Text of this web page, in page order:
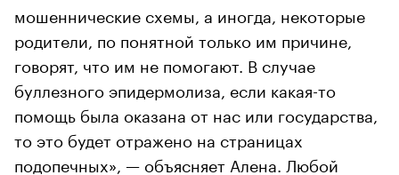
мошеннические схемы, а иногда, некоторые
родители, по понятной только им причине,
говорят, что им не помогают. В случае
буллезного эпидермолиза, если какая-то
помощь была оказана от нас или государства,
то это будет отражено на страницах
подопечных», — объясняет Алена. Любой